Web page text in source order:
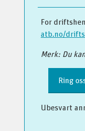
For
atb.no/
Merk: Du
Ring
Ubesvart